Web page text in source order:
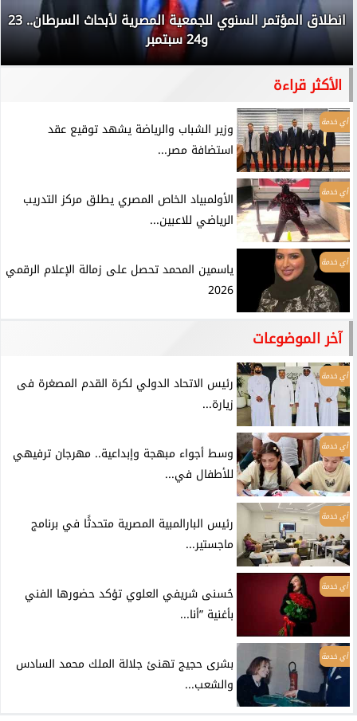
انطلاق المؤتمر السنوي للجمعية المصرية لأبحاث السرطان.. 23
و24 سبتمبر
الأكثر قراءة
أي خدمة
وزير الشباب والرياضة يشهد توقيع عقد
استضافة مصر...
أي خدمة
الأولمبياد الخاص المصري يطلق مركز التدريب
الرياضي للاعبين...
أي خدمة
ياسمين المحمد تحصل على زمالة الإعلام الرقمي
2026
آخر الموضوعات
أي خدمة
رئيس الاتحاد الدولي لكرة القدم المصغرة فى
زيارة...
أي خدمة
وسط أجواء مبهجة وإبداعية.. مهرجان ترفيهي
للأطفال في...
أي خدمة
رئيس البارالمبية المصرية متحدثًا في برنامج
ماجستير...
أي خدمة
حُسنى شريفي العلوي تؤكد حضورها الفني
بأغنية ”أنا...
أي خدمة
بشرى حجيج تهنئ جلالة الملك محمد السادس
والشعب...